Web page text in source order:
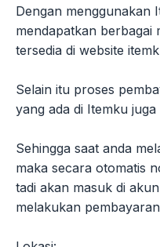
Dengan menggunakan
mendapatkan berbagai
tersedia di website
Selain itu proses
yang ada di Itemku
Sehingga saat anda
maka secara otomatis
tadi akan masuk di
melakukan